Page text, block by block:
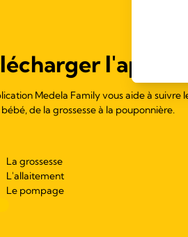
Medela Family vous aide à suivre
de la grossesse à la pouponnière.
La grossesse
L'allaitement
Le pompage